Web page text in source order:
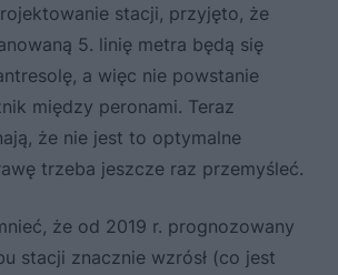
stacji, przyjęto, że
5. linię metra będą się
a więc nie powstanie
między peronami. Teraz
że nie jest to optymalne
trzeba jeszcze raz przemyśleć.
że od 2019 r. prognozowany
stacji znacznie wzrósł (co jest